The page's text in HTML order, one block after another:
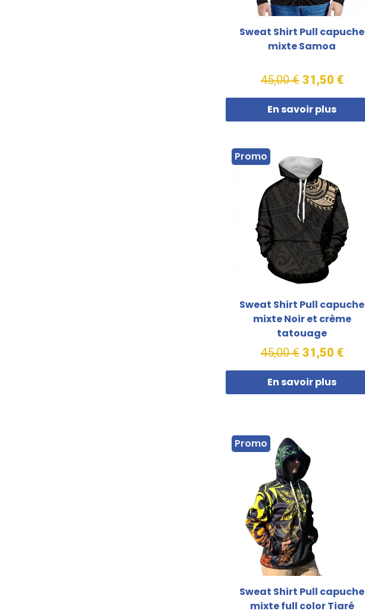
Sweat Shirt Pull capuche
mixte Samoa
45,00 € 31,50 €
En savoir plus
Promo
Sweat Shirt Pull capuche
mixte Noir et crème
tatouage
45,00 € 31,50 €
En savoir plus
Promo
Sweat Shirt Pull capuche
mixte full color Tiaré